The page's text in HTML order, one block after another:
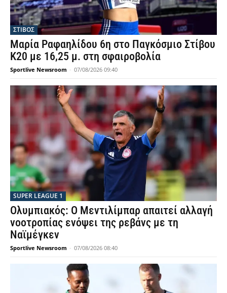
ΣΤΙΒΟΣ
Μαρία Ραφαηλίδου 6η στο Παγκόσμιο Στίβου
Κ20 με 16,25 μ. στη σφαιροβολία
Sportlive Newsroom - 07/08/2026 09:40
SUPER LEAGUE 1
Ολυμπιακός: Ο Μεντιλίμπαρ απαιτεί αλλαγή
νοοτροπίας ενόψει της ρεβάνς με τη
Ναϊμέγκεν
Sportlive Newsroom - 07/08/2026 08:40